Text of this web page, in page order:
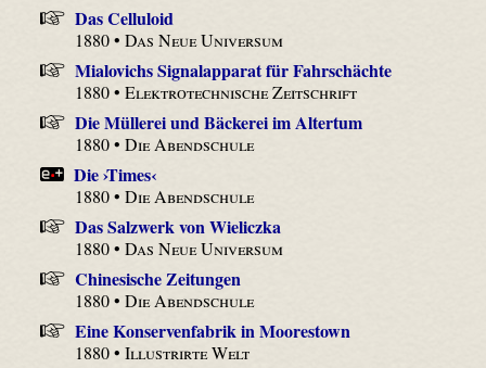
Das Celluloid
1880 •Das Neue Universum
Mialovichs Signalapparat für Fahrschächte
1880 •Elektrotechnische Zeitschrift
Die Müllerei und Bäckerei im Altertum
1880 •Die Abendschule
Die ›Times‹
1880 •Die Abendschule
Das Salzwerk von Wieliczka
1880 •Das Neue Universum
Chinesische Zeitungen
1880 •Die Abendschule
Eine Konservenfabrik in Moorestown
1880 •Illustrirte Welt